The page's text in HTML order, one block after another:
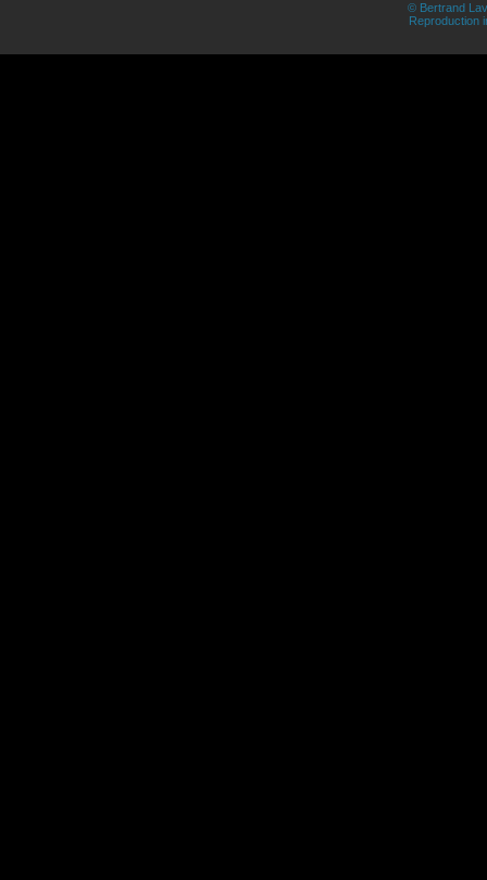
© Bertrand
Reproduction